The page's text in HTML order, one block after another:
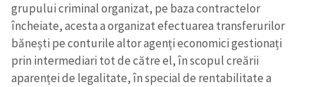
grupului criminal organizat, pe baza contractelor
încheiate, acesta a organizat efectuarea transferurilor
bănești pe conturile altor agenți economici gestionați
prin intermediari tot de către el, în scopul creării
aparenței de legalitate, în special de rentabilitate a